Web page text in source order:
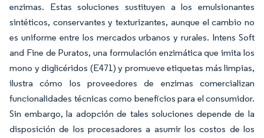
enzimas. Estas soluciones sustituyen a los emulsionantes
sintéticos, conservantes y texturizantes, aunque el cambio no
es uniforme entre los mercados urbanos y rurales. Intens Soft
and Fine de Puratos, una formulación enzimática que imita los
mono y diglicéridos (E471) y promueve etiquetas más limpias,
ilustra cómo los proveedores de enzimas comercializan
funcionalidades técnicas como beneficios para el consumidor.
Sin embargo, la adopción de tales soluciones depende de la
disposición de los procesadores a asumir los costos de los